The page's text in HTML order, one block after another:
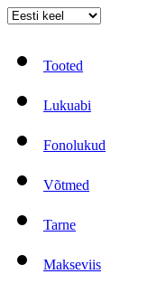
Tooted
Lukuabi
Fonolukud
Võtmed
Tarne
Makseviis